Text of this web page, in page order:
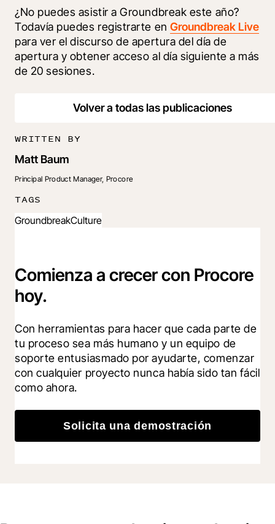
¿No puedes asistir a Groundbreak este año?
Todavía puedes registrarte en Groundbreak Live
para ver el discurso de apertura del día de
apertura y obtener acceso al día siguiente a más
de 20 sesiones.
Volver a todas las publicaciones
WRITTEN BY
Matt Baum
Principal Product Manager, Procore
TAGS
GroundbreakCulture
Comienza a crecer con Procore
hoy.
Con herramientas para hacer que cada parte de
tu proceso sea más humano y un equipo de
soporte entusiasmado por ayudarte, comenzar
con cualquier proyecto nunca había sido tan fácil
como ahora.
Solicita una demostración